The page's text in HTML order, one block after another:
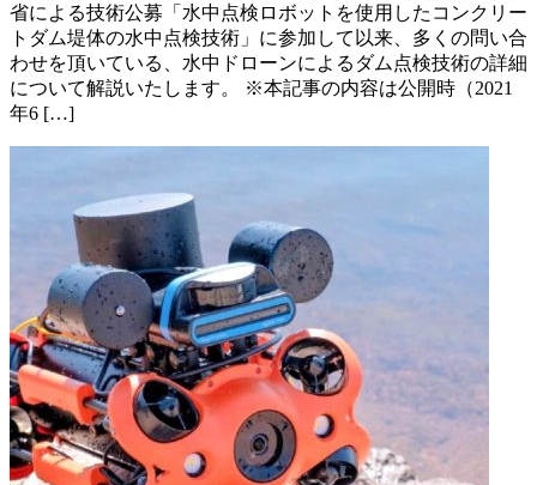
省による技術公募「水中点検ロボットを使用したコンクリー
トダム堤体の水中点検技術」に参加して以来、多くの問い合
わせを頂いている、水中ドローンによるダム点検技術の詳細
について解説いたします。 ※本記事の内容は公開時（2021
年6 […]